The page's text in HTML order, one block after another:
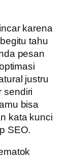
karena
tahu
pesan
justru
sendiri
bisa
kata kunci
SEO.